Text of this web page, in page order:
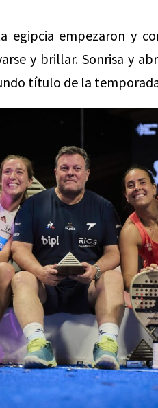
egipcia empezaron y
y brillar. Sonrisa y
título de la